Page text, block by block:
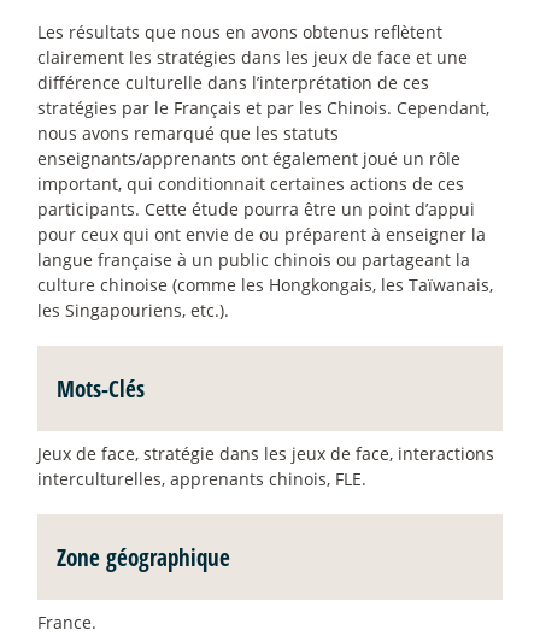
Les résultats que nous en avons obtenus reflètent
clairement les stratégies dans les jeux de face et une
différence culturelle dans l’interprétation de ces
stratégies par le Français et par les Chinois. Cependant,
nous avons remarqué que les statuts
enseignants/apprenants ont également joué un rôle
important, qui conditionnait certaines actions de ces
participants. Cette étude pourra être un point d’appui
pour ceux qui ont envie de ou préparent à enseigner la
langue française à un public chinois ou partageant la
culture chinoise (comme les Hongkongais, les Taïwanais,
les Singapouriens, etc.).
Mots-Clés
Jeux de face, stratégie dans les jeux de face, interactions
interculturelles, apprenants chinois, FLE.
Zone géographique
France.